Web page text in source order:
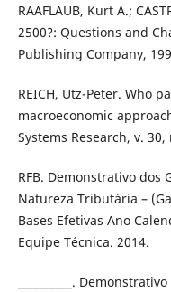
RAAFLAUB, Kurt A.;
2500?: Questions and
Publishing Company,
REICH, Utz-Peter. Who
macroeconomic
Systems Research, v.
RFB. Demonstrativo dos
Natureza Tributária –
Bases Efetivas Ano
Equipe Técnica. 2014.
__________.